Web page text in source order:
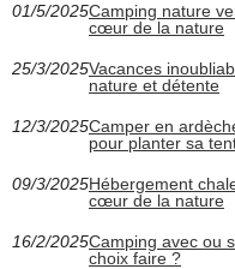
01/5/2025Camping nature
cœur de la nature
25/3/2025Vacances
nature et détente
12/3/2025Camper en
pour planter sa
09/3/2025Hébergement
cœur de la nature
16/2/2025Camping avec ou
choix faire ?